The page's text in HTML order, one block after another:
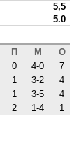
5,5
5.0
П М О
0 4-0 7
1 3-2 4
1 3-5 4
2 1-4 1